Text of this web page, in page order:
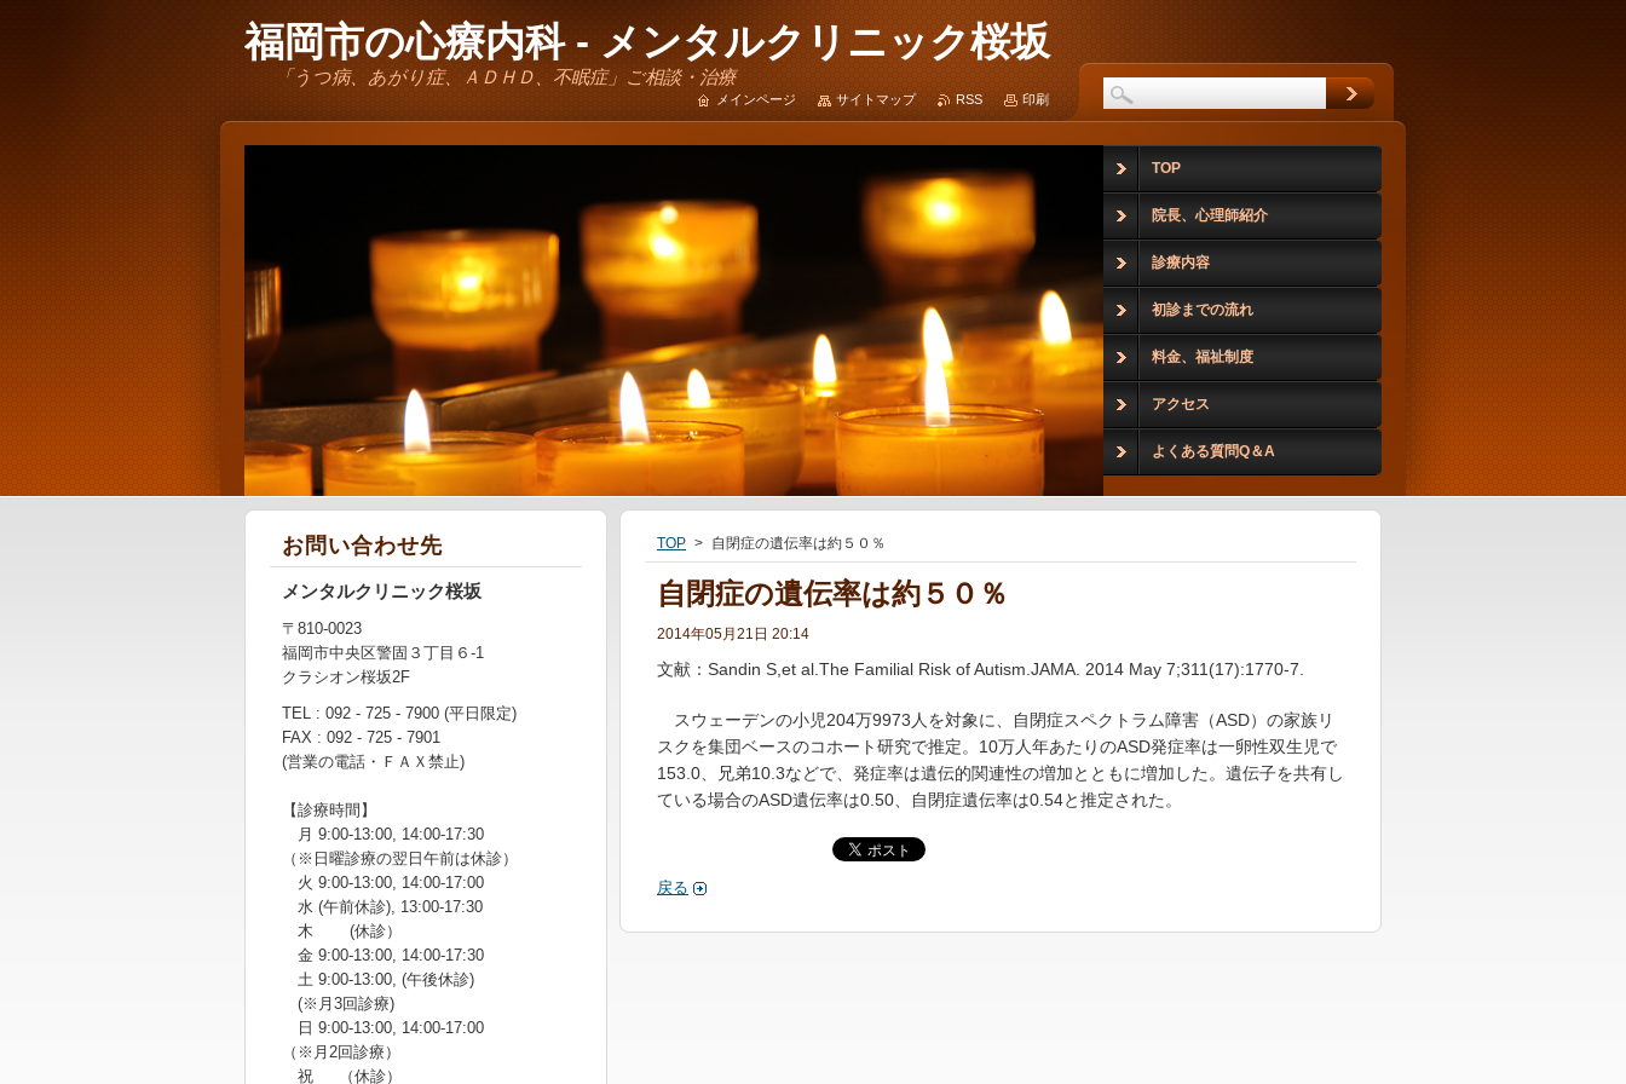
福岡市の心療内科 - メンタルクリニック桜坂
「うつ病、あがり症、ＡＤＨＤ、不眠症」ご相談・治療
TOP > 自閉症の遺伝率は約５０％
自閉症の遺伝率は約５０％
2014年05月21日 20:14
文献：Sandin S,et al.The Familial Risk of Autism.JAMA. 2014 May 7;311(17):1770-7.
スウェーデンの小児204万9973人を対象に、自閉症スペクトラム障害（ASD）の家族リ
スクを集団ベースのコホート研究で推定。10万人年あたりのASD発症率は一卵性双生児で
153.0、兄弟10.3などで、発症率は遺伝的関連性の増加とともに増加した。遺伝子を共有し
ている場合のASD遺伝率は0.50、自閉症遺伝率は0.54と推定された。
戻る
お問い合わせ先
メンタルクリニック桜坂
〒810-0023
福岡市中央区警固３丁目６-1
クラシオン桜坂2F
TEL : 092 - 725 - 7900 (平日限定)
FAX : 092 - 725 - 7901
(営業の電話・ＦＡＸ禁止)
【診療時間】
月 9:00-13:00, 14:00-17:30
（※日曜診療の翌日午前は休診）
火 9:00-13:00, 14:00-17:00
水 (午前休診), 13:00-17:30
木 (休診）
金 9:00-13:00, 14:00-17:30
土 9:00-13:00, (午後休診)
(※月3回診療)
日 9:00-13:00, 14:00-17:00
（※月2回診療）
祝 （休診）
TOP
院長、心理師紹介
診療内容
初診までの流れ
料金、福祉制度
アクセス
よくある質問Q＆A
メインページ サイトマップ RSS 印刷